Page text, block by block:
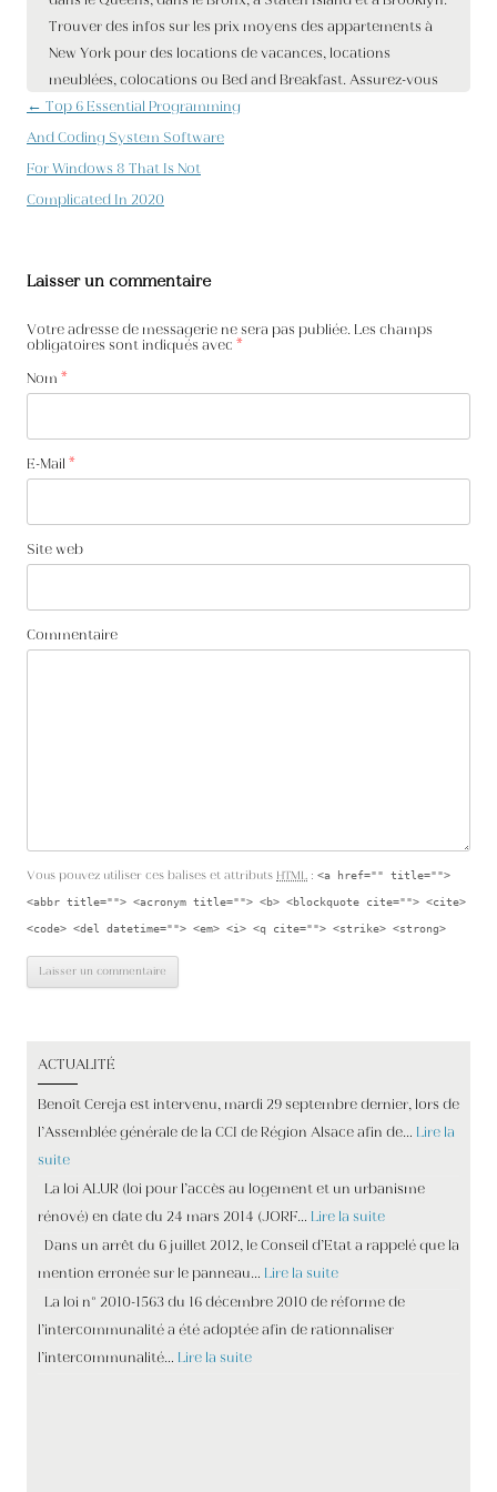
Navigation des articles
← Top 6 Essential Programming
And Coding System Software
For Windows 8 That Is Not
Complicated In 2020
Laisser un commentaire
Votre adresse de messagerie ne sera pas publiée. Les champs
obligatoires sont indiqués avec *
Nom *
E-Mail *
Site web
Commentaire
Vous pouvez utiliser ces balises et attributs HTML : <a href="" title="">
<abbr title=""> <acronym title=""> <b> <blockquote cite=""> <cite>
<code> <del datetime=""> <em> <i> <q cite=""> <strike> <strong>
ACTUALITÉ
Benoît Cereja est intervenu, mardi 29 septembre dernier, lors de
l’Assemblée générale de la CCI de Région Alsace afin de… Lire la
suite
La loi ALUR (loi pour l’accès au logement et un urbanisme
rénové) en date du 24 mars 2014 (JORF… Lire la suite
Dans un arrêt du 6 juillet 2012, le Conseil d’Etat a rappelé que la
mention erronée sur le panneau… Lire la suite
La loi n° 2010-1563 du 16 décembre 2010 de réforme de
l’intercommunalité a été adoptée afin de rationnaliser
l’intercommunalité… Lire la suite